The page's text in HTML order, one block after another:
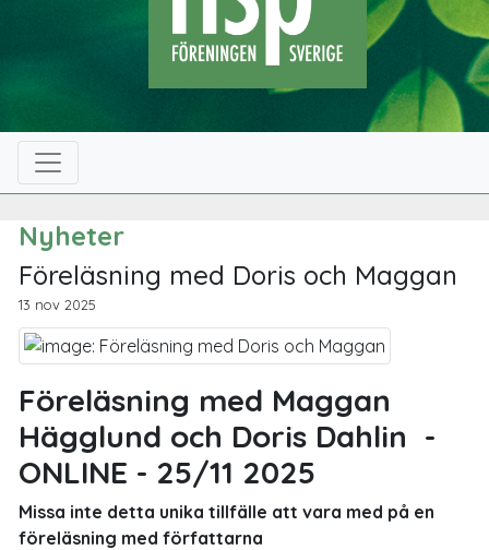
Nyheter
Föreläsning med Doris och Maggan
13 nov 2025
Föreläsning med Maggan
Hägglund och Doris Dahlin -
ONLINE - 25/11 2025
Missa inte detta unika tillfälle att vara med på en
föreläsning med författarna